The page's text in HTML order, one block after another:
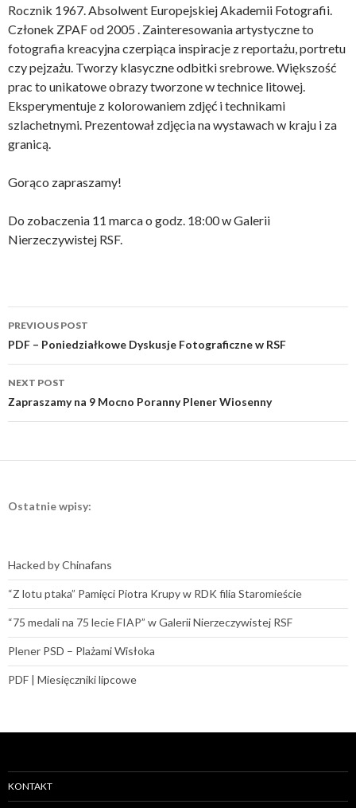
Rocznik 1967. Absolwent Europejskiej Akademii Fotografii.
Członek ZPAF od 2005 . Zainteresowania artystyczne to
fotografia kreacyjna czerpiąca inspiracje z reportażu, portretu
czy pejzażu. Tworzy klasyczne odbitki srebrowe. Większość
prac to unikatowe obrazy tworzone w technice litowej.
Eksperymentuje z kolorowaniem zdjęć i technikami
szlachetnymi. Prezentował zdjęcia na wystawach w kraju i za
granicą.
Gorąco zapraszamy!
Do zobaczenia 11 marca o godz. 18:00 w Galerii
Nierzeczywistej RSF.
Post
navigation
PREVIOUS POST
PDF – Poniedziałkowe Dyskusje Fotograficzne w RSF
NEXT POST
Zapraszamy na 9 Mocno Poranny Plener Wiosenny
Ostatnie wpisy:
Hacked by Chinafans
“Z lotu ptaka” Pamięci Piotra Krupy w RDK filia Staromieście
“75 medali na 75 lecie FIAP” w Galerii Nierzeczywistej RSF
Plener PSD – Plażami Wisłoka
PDF | Miesięczniki lipcowe
KONTAKT